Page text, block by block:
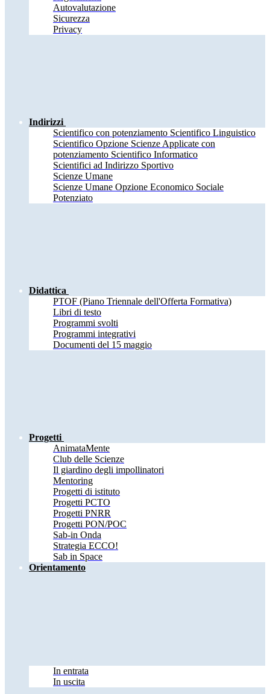
Autovalutazione
Sicurezza
Privacy
Indirizzi
Scientifico con potenziamento Scientifico Linguistico
Scientifico Opzione Scienze Applicate con
potenziamento Scientifico Informatico
Scientifici ad Indirizzo Sportivo
Scienze Umane
Scienze Umane Opzione Economico Sociale
Potenziato
Didattica
PTOF (Piano Triennale dell'Offerta Formativa)
Libri di testo
Programmi svolti
Programmi integrativi
Documenti del 15 maggio
Progetti
AnimataMente
Club delle Scienze
Il giardino degli impollinatori
Mentoring
Progetti di istituto
Progetti PCTO
Progetti PNRR
Progetti PON/POC
Sab-in Onda
Strategia ECCO!
Sab in Space
Orientamento
In entrata
In uscita